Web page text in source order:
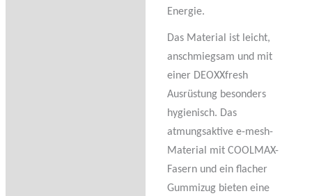
Energie.
Das Material ist leicht,
anschmiegsam und mit
einer DEOXXfresh
Ausrüstung besonders
hygienisch. Das
atmungsaktive e-mesh-
Material mit COOLMAX-
Fasern und ein flacher
Gummizug bieten eine